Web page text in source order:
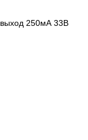
выход 250мА 33В